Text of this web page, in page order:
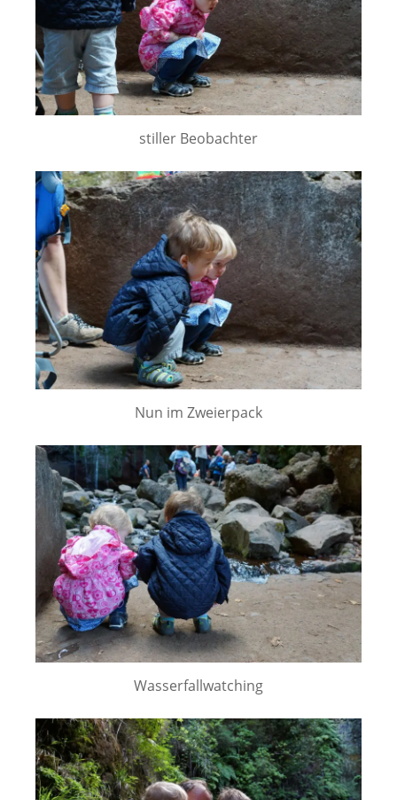
stiller Beobachter
Nun im Zweierpack
Wasserfallwatching